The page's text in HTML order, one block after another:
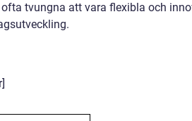
tvungna att vara flexibla och